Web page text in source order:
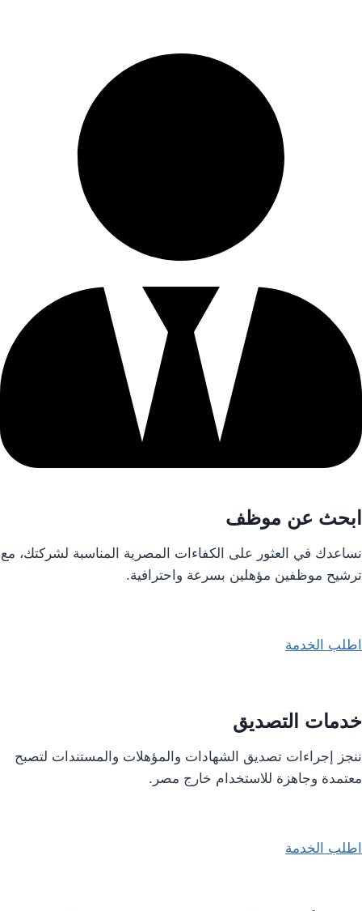
ابحث عن موظف
نساعدك في العثور على الكفاءات المصرية المناسبة لشركتك، مع
ترشيح موظفين مؤهلين بسرعة واحترافية.
اطلب الخدمة
خدمات التصديق
ننجز إجراءات تصديق الشهادات والمؤهلات والمستندات لتصبح
معتمدة وجاهزة للاستخدام خارج مصر.
اطلب الخدمة